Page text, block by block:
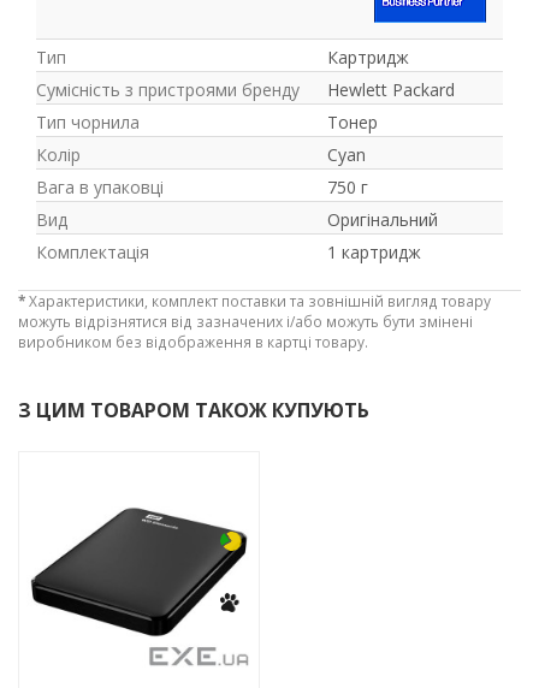
Тип
Картридж
Сумісність з пристроями бренду
Hewlett Packard
Тип чорнила
Тонер
Колір
Cyan
Вага в упаковці
750 г
Вид
Оригінальний
Комплектація
1 картридж
*Характеристики, комплект поставки та зовнішній вигляд товару
можуть відрізнятися від зазначених і/або можуть бути змінені
виробником без відображення в картці товару.
З ЦИМ ТОВАРОМ ТАКОЖ КУПУЮТЬ